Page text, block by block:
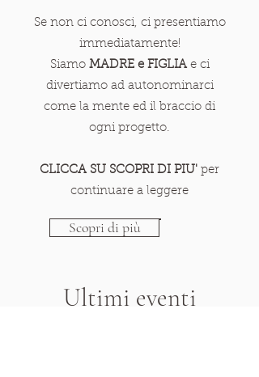
Se non ci conosci, ci presentiamo
immediatamente!
Siamo MADRE e FIGLIAe ci
divertiamo ad autonominarci
come la mente ed il braccio di
ogni progetto.
CLICCA SU SCOPRI DI PIU' per
continuare a leggere
Scopri di più
Ultimi eventi